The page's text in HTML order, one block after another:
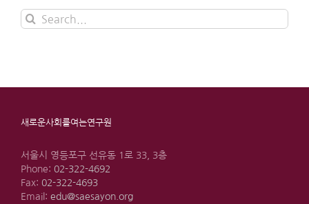
Search
for:
새로운사회를여는연구원
서울시 영등포구 선유동 1로 33, 3층
Phone: 02-322-4692
Fax: 02-322-4693
Email: edu@saesayon.org